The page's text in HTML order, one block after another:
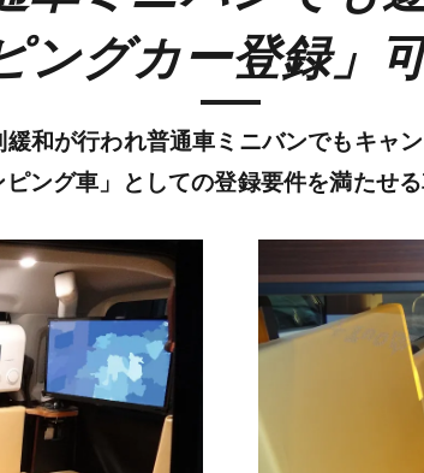
グカー登録」
和が行われ普通車ミニバンでもキャ
ピング車」としての登録要件を満たせ